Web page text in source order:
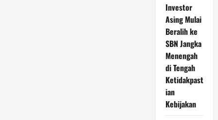
Investor
Asing Mulai
Beralih ke
SBN Jangka
Menengah
di Tengah
Ketidakpast
ian
Kebijakan